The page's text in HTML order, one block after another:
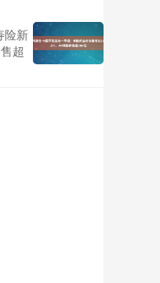
险新
超